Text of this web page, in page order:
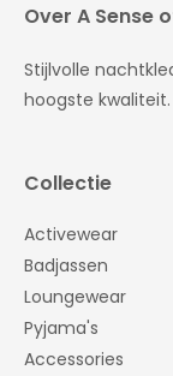
Over A Sense
Stijlvolle
hoogste kwaliteit.
Collectie
Activewear
Badjassen
Loungewear
Pyjama's
Accessories